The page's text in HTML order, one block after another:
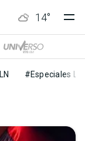
14°
#Especiales LN